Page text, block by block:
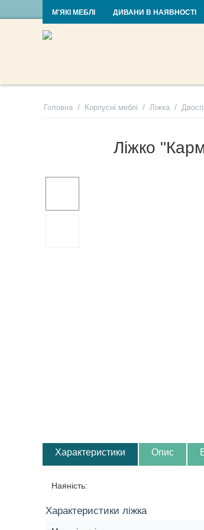
RU UA
М'ЯКІ МЕБЛІ ДИВАНИ В НАЯВНОСТІ
Головна / Корпусні меблі / Ліжка /
Ліжко
Характеристики Опис
Наяність:
Характеристики ліжка